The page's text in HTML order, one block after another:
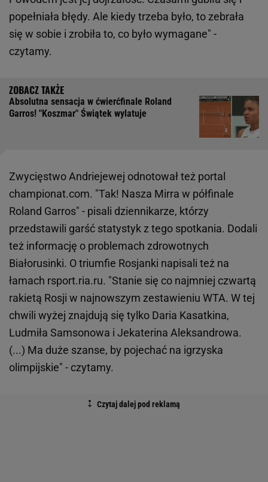
popełniała błędy. Ale kiedy trzeba było, to zebrała
się w sobie i zrobiła to, co było wymagane" -
czytamy.
Absolutna sensacja w ćwierćfinale Roland
Garros! "Koszmar" Świątek wylatuje
Zwycięstwo Andriejewej odnotował też portal
championat.com. "Tak! Nasza Mirra w półfinale
Roland Garros" - pisali dziennikarze, którzy
przedstawili garść statystyk z tego spotkania. Dodali
też informację o problemach zdrowotnych
Białorusinki. O triumfie Rosjanki napisali też na
łamach rsport.ria.ru. "Stanie się co najmniej czwartą
rakietą Rosji w najnowszym zestawieniu WTA. W tej
chwili wyżej znajdują się tylko Daria Kasatkina,
Ludmiła Samsonowa i Jekaterina Aleksandrowa.
(...) Ma duże szanse, by pojechać na igrzyska
olimpijskie" - czytamy.